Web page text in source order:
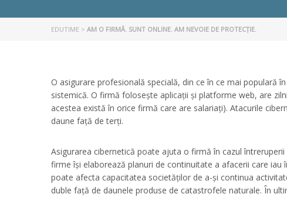
EDUTIME > AM O FIRMĂ. SUNT ONLINE. AM NEVOIE DE PROTECȚIE.
O asigurare profesională specială, din ce în ce mai populară
sistemică. O firmă folosește aplicații și platforme web, are
acestea există în orice firmă care are salariați). Atacurile
daune față de terți.
Asigurarea cibernetică poate ajuta o firmă în cazul
firme își elaborează planuri de continuitate a afacerii care
poate afecta capacitatea societăților de a-și continua
duble față de daunele produse de catastrofele naturale. În